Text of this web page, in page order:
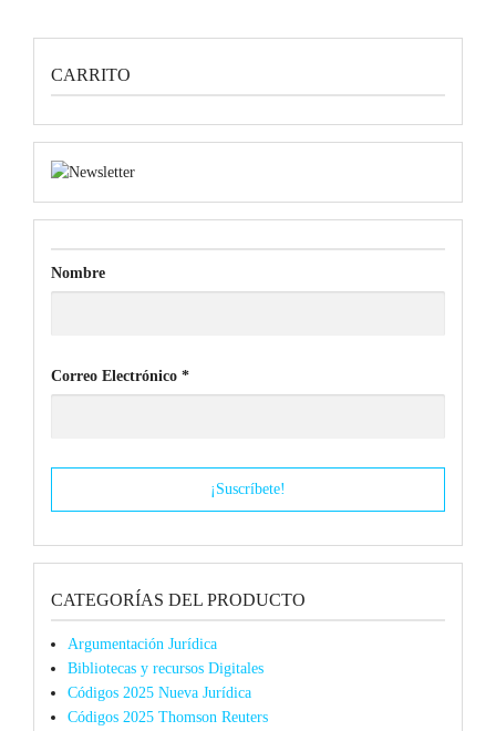
CARRITO
Nombre
Correo Electrónico *
CATEGORÍAS DEL PRODUCTO
Argumentación Jurídica
Bibliotecas y recursos Digitales
Códigos 2025 Nueva Jurídica
Códigos 2025 Thomson Reuters